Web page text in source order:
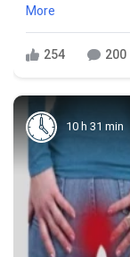
More
254 200
10 h 31 min